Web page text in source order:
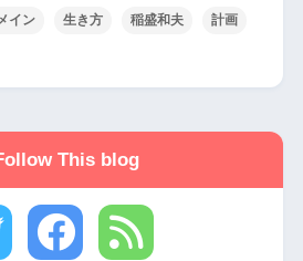
イン 生き方 稲盛和夫 計画
This blog